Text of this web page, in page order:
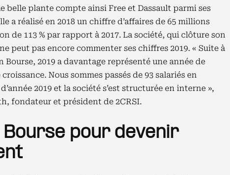
belle plante compte ainsi Free et Dassault parmi ses
a réalisé en 2018 un chiffre d’affaires de 65 millions
de 113 % par rapport à 2017. La société, qui clôture son
peut pas encore commenter ses chiffres 2019. « Suite à
2019 a davantage représenté une année de
Nous sommes passés de 93 salariés en
2019 et la société s’est structurée en interne »,
fondateur et président de 2CRSI.
pour devenir